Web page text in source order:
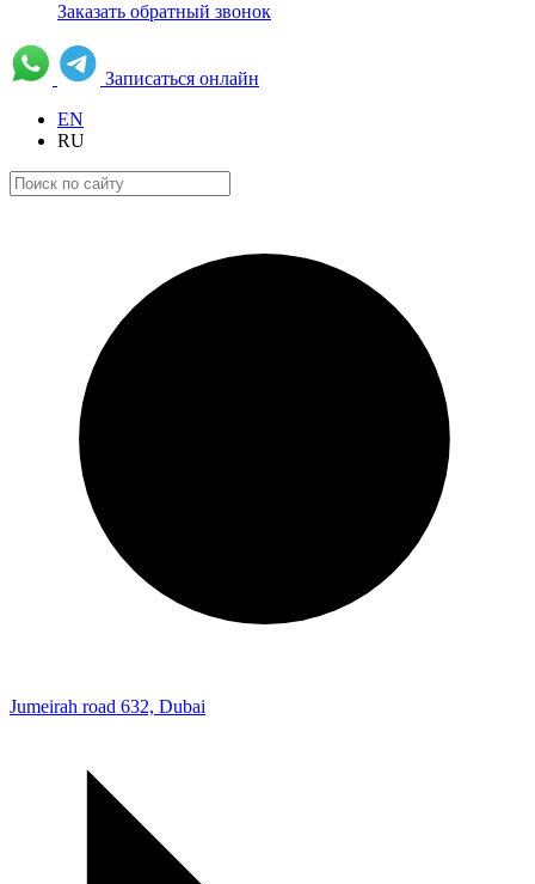
Заказать обратный звонок
Записаться онлайн
EN
RU
Jumeirah road 632, Dubai